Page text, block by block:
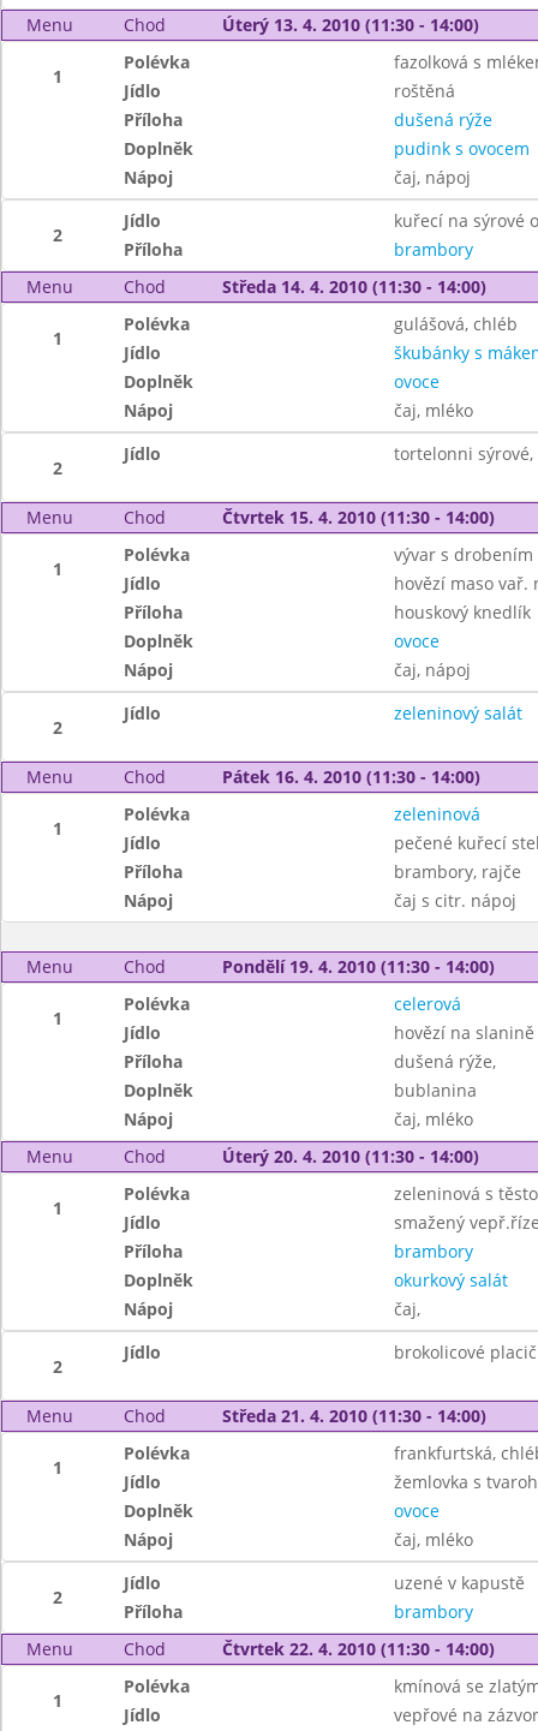
Menu
Chod Úterý 13. 4. 2010 (11:30 - 14:00)
1
Polévka
fazolková s
Jídlo
roštěná
Příloha
dušená rýže
Doplněk
pudink s ovocem
Nápoj
čaj, nápoj
2
Jídlo
kuřecí na sýrové
Příloha
brambory
Menu
Chod Středa 14. 4. 2010 (11:30 - 14:00)
1
Polévka
gulášová, chléb
Jídlo
škubánky s
Doplněk
ovoce
Nápoj
čaj, mléko
2
Jídlo tortelonni sýrové,
Menu Chod Čtvrtek 15. 4. 2010 (11:30 - 14:00)
1
Polévka
vývar s drobením
Jídlo
hovězí maso vař.
Příloha
houskový knedlík
Doplněk
ovoce
Nápoj
čaj, nápoj
2
Jídlo zeleninový salát
Menu Chod Pátek 16. 4. 2010 (11:30 - 14:00)
1
Polévka
zeleninová
Jídlo
pečené kuřecí
Příloha
brambory, rajče
Nápoj
čaj s citr. nápoj
Menu Chod Pondělí 19. 4. 2010 (11:30 - 14:00)
1
Polévka
celerová
Jídlo
hovězí na slanině
Příloha
dušená rýže,
Doplněk
bublanina
Nápoj
čaj, mléko
Menu
Chod Úterý 20. 4. 2010 (11:30 - 14:00)
1
Polévka
zeleninová s
Jídlo
smažený
Příloha
brambory
Doplněk
okurkový salát
Nápoj
čaj,
2
Jídlo brokolicové
Menu Chod Středa 21. 4. 2010 (11:30 - 14:00)
1
Polévka
frankfurtská,
Jídlo
žemlovka s
Doplněk
ovoce
Nápoj
čaj, mléko
2
Jídlo
uzené v kapustě
Příloha
brambory
Menu
Chod Čtvrtek 22. 4. 2010 (11:30 - 14:00)
1
Polévka
kmínová se
Jídlo
vepřové na